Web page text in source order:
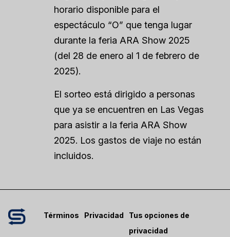
horario disponible para el
espectáculo “O” que tenga lugar
durante la feria ARA Show 2025
(del 28 de enero al 1 de febrero de
2025).
El sorteo está dirigido a personas
que ya se encuentren en Las Vegas
para asistir a la feria ARA Show
2025. Los gastos de viaje no están
incluidos.
Términos Privacidad
Tus opciones de
privacidad